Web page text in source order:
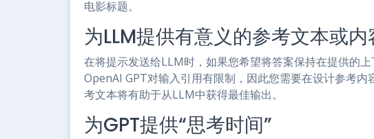
电影标题。
为LLM提供有意义的参考文本或内
在将提示发送给LLM时，如果您希望将答案保持在提供的上
OpenAI GPT对输入引用有限制，因此您需要在设计参考
考文本将有助于从LLM中获得最佳输出。
为GPT提供“思考时间”